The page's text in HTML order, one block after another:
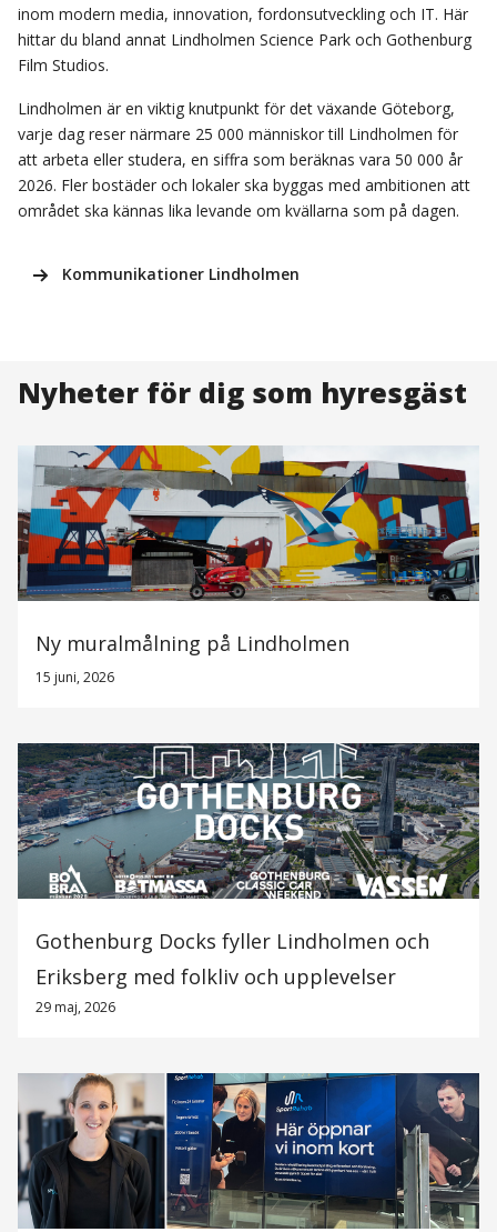
inom modern media, innovation, fordonsutveckling och IT. Här
hittar du bland annat Lindholmen Science Park och Gothenburg
Film Studios.
Lindholmen är en viktig knutpunkt för det växande Göteborg,
varje dag reser närmare 25 000 människor till Lindholmen för
att arbeta eller studera, en siffra som beräknas vara 50 000 år
2026. Fler bostäder och lokaler ska byggas med ambitionen att
området ska kännas lika levande om kvällarna som på dagen.
Kommunikationer Lindholmen
Nyheter för dig som hyresgäst
Ny muralmålning på Lindholmen
15 juni, 2026
Gothenburg Docks fyller Lindholmen och
Eriksberg med folkliv och upplevelser
29 maj, 2026